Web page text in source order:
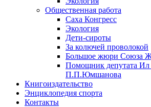
Общественная работа
Саха Конгресс
Экология
Дети-сироты
За колючей проволокой
Большое жюри Союза
Помощник депутата Ил
П.П.Юмшанова
Книгоиздательство
Энциклопедия спорта
Контакты